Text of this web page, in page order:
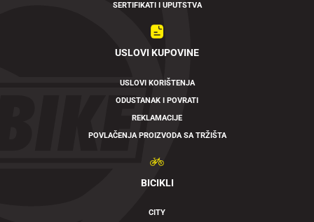
SERTIFIKATI I UPUTSTVA
USLOVI KUPOVINE
USLOVI KORIŠTENJA
ODUSTANAK I POVRATI
REKLAMACIJE
POVLAČENJA PROIZVODA SA TRŽIŠTA
BICIKLI
CITY